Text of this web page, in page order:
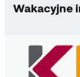
Wakacyjne